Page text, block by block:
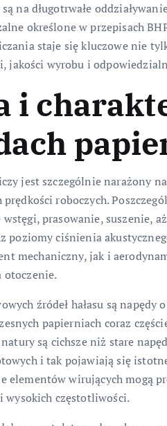
na długotrwałe
określone w przepisach
staje się kluczowe nie
jakości wyrobu i
i
jest szczególnie narażony
prędkości roboczych.
prasowanie, suszenie,
poziomy ciśnienia
mechaniczny, jak i
otoczenie.
źródeł hałasu są
papierniach coraz
są cichsze niż stare
i tak pojawiają się
elementów wirujących mogą
wysokich częstotliwości.